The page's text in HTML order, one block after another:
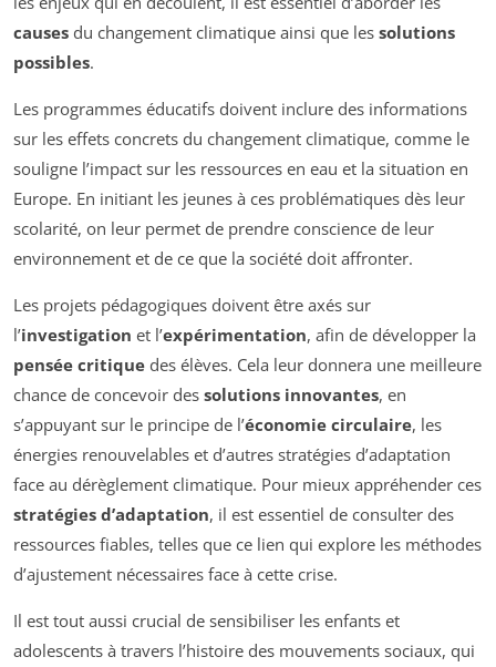
causes du changement climatique ainsi que les solutions
possibles.
Les programmes éducatifs doivent inclure des informations
sur les effets concrets du changement climatique, comme le
souligne l’impact sur les ressources en eau et la situation en
Europe. En initiant les jeunes à ces problématiques dès leur
scolarité, on leur permet de prendre conscience de leur
environnement et de ce que la société doit affronter.
Les projets pédagogiques doivent être axés sur
l’investigation et l’expérimentation, afin de développer la
pensée critique des élèves. Cela leur donnera une meilleure
chance de concevoir des solutions innovantes, en
s’appuyant sur le principe de l’économie circulaire, les
énergies renouvelables et d’autres stratégies d’adaptation
face au dérèglement climatique. Pour mieux appréhender ces
stratégies d’adaptation, il est essentiel de consulter des
ressources fiables, telles que ce lien qui explore les méthodes
d’ajustement nécessaires face à cette crise.
Il est tout aussi crucial de sensibiliser les enfants et
adolescents à travers l’histoire des mouvements sociaux, qui